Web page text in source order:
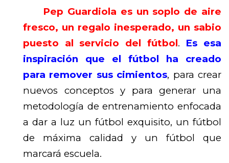
Pep Guardiola es un soplo de aire
fresco, un regalo inesperado, un sabio
puesto al servicio del fútbol. Es esa
inspiración que el fútbol ha creado
para remover sus cimientos, para crear
nuevos conceptos y para generar una
metodología de entrenamiento enfocada
a dar a luz un fútbol exquisito, un fútbol
de máxima calidad y un fútbol que
marcará escuela.